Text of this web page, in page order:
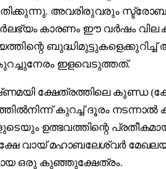
അവരിരുവരും
കാരണം ഈ വർഷം
ഇളവെടുത്തത്.
ക്ഷേത്രത്തിലെ കുണ്ഡ
കുറച്ച്‌ ദൂരം
ഉത്ഭവത്തിന്റെ
വായ്‌ മഹാബലേശ്വർ
ഒരു കുഞ്ഞുക്ഷേത്രം.